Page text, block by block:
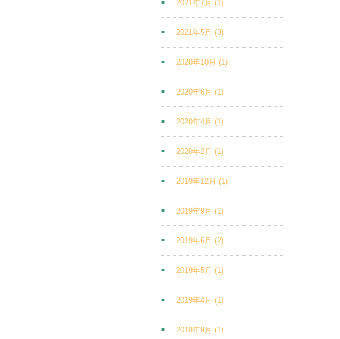
2021年7月(1)
2021年5月(3)
2020年10月(1)
2020年6月(1)
2020年4月(1)
2020年2月(1)
2019年12月(1)
2019年9月(1)
2019年6月(2)
2019年5月(1)
2019年4月(1)
2018年9月(1)